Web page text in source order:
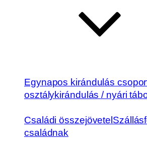
Egynapos kirándulás
osztálykirándulás / nyári
Családi összejövetel
családnak